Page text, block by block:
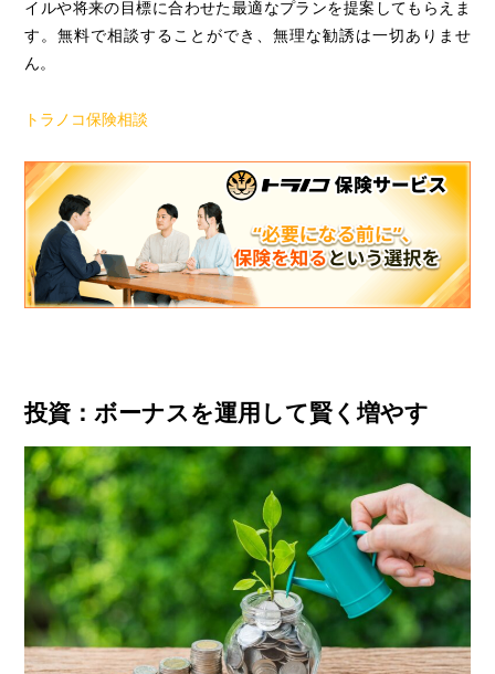
イルや将来の目標に合わせた最適なプランを提案してもらえま
す。無料で相談することができ、無理な勧誘は一切ありませ
ん。
トラノコ保険相談
投資：ボーナスを運用して賢く増やす